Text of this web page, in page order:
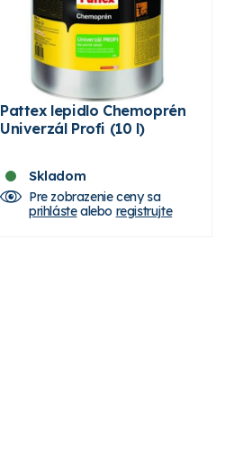
Pattex lepidlo Chemoprén
Univerzál Profi (10 l)
Skladom
Pre zobrazenie ceny sa
prihlástealebo registrujte